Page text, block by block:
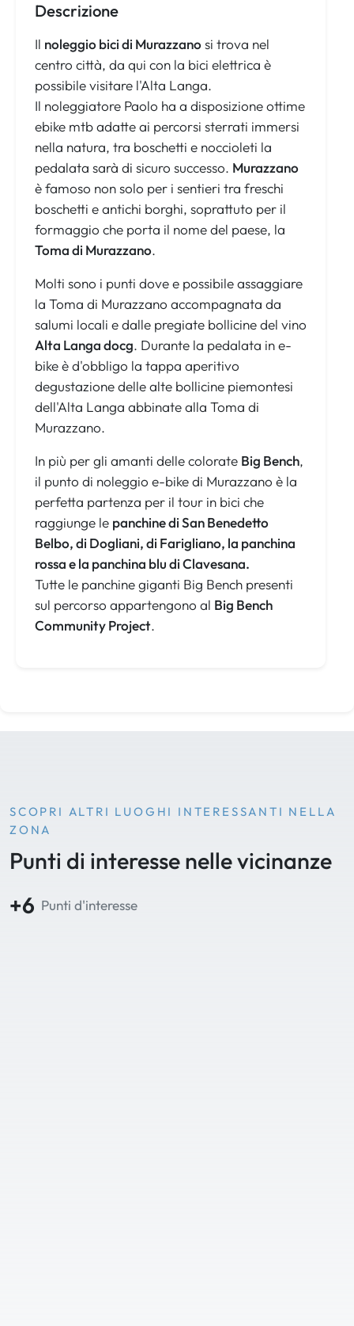
Descrizione
Il noleggio bici di Murazzanosi trova nel
centro città, da qui con la bici elettrica è
possibile visitare l'Alta Langa.
Il noleggiatore Paolo ha a disposizione ottime
ebike mtb adatte ai percorsi sterrati immersi
nella natura, tra boschetti e noccioleti la
pedalata sarà di sicuro successo. Murazzano
è famoso non solo per i sentieri tra freschi
boschetti e antichi borghi, soprattuto per il
formaggio che porta il nome del paese, la
Toma di Murazzano.
Molti sono i punti dove e possibile assaggiare
la Toma di Murazzano accompagnata da
salumi locali e dalle pregiate bollicine del vino
Alta Langa docg. Durante la pedalata in e-
bike è d'obbligo la tappa aperitivo
degustazione delle alte bollicine piemontesi
dell'Alta Langa abbinate alla Toma di
Murazzano.
In più per gli amanti delle colorate Big Bench,
il punto di noleggio e-bike di Murazzano è la
perfetta partenza per il tour in bici che
raggiunge le panchine di San Benedetto
Belbo, di Dogliani, di Farigliano, la panchina
rossa e la panchina blu di Clavesana.
Tutte le panchine giganti Big Bench presenti
sul percorso appartengono al Big Bench
Community Project.
SCOPRI ALTRI LUOGHI INTERESSANTI NELLA
ZONA
Punti di interesse nelle vicinanze
+6 Punti d'interesse